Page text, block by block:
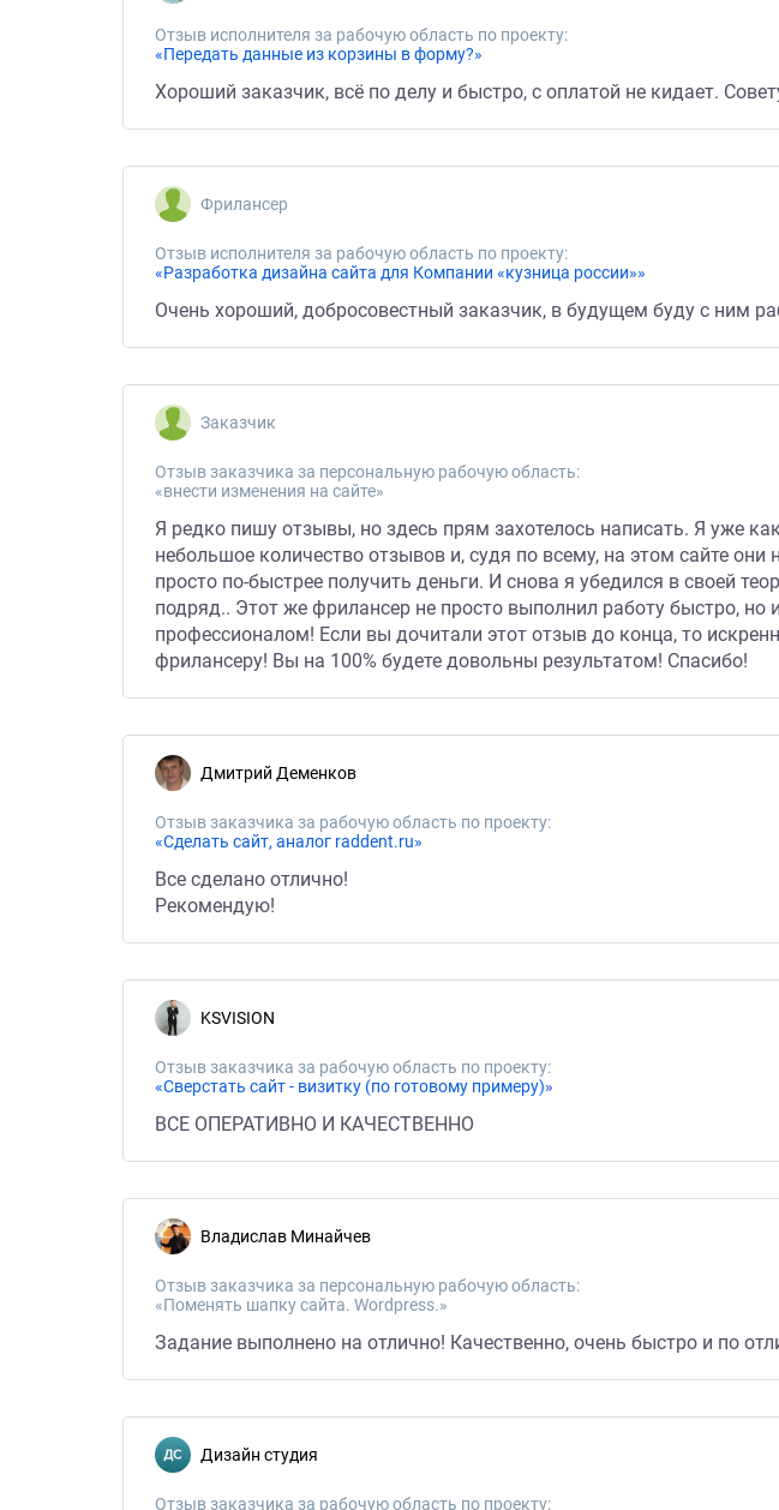
Отзыв исполнителя за рабочую область по проекту:
«Передать данные из корзины в форму?»
Хороший заказчик, всё по делу и быстро, с оплатой не кидает.
Фрилансер
Отзыв исполнителя за рабочую область по проекту:
«Разработка дизайна сайта для Компании «кузница россии»»
Очень хороший, добросовестный заказчик, в будущем буду с ним
Заказчик
Отзыв заказчика за персональную рабочую область:
«внести изменения на сайте»
Я редко пишу отзывы, но здесь прям захотелось написать. Я уже
небольшое количество отзывов и, судя по всему, на этом сайте
просто по-быстрее получить деньги. И снова я убедился в своей
подряд.. Этот же фрилансер не просто выполнил работу быстро,
профессионалом! Если вы дочитали этот отзыв до конца, то
фрилансеру! Вы на 100% будете довольны результатом! Спасибо!
Дмитрий Деменков
Отзыв заказчика за рабочую область по проекту:
«Сделать сайт, аналог raddent.ru»
Все сделано отлично!
Рекомендую!
KSVISION
Отзыв заказчика за рабочую область по проекту:
«Сверстать сайт - визитку (по готовому примеру)»
ВСЕ ОПЕРАТИВНО И КАЧЕСТВЕННО
Владислав Минайчев
Отзыв заказчика за персональную рабочую область:
«Поменять шапку сайта. Wordpress.»
Задание выполнено на отлично! Качественно, очень быстро и по
Дизайн студия
Отзыв заказчика за рабочую область по проекту: